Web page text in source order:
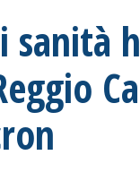
sanità